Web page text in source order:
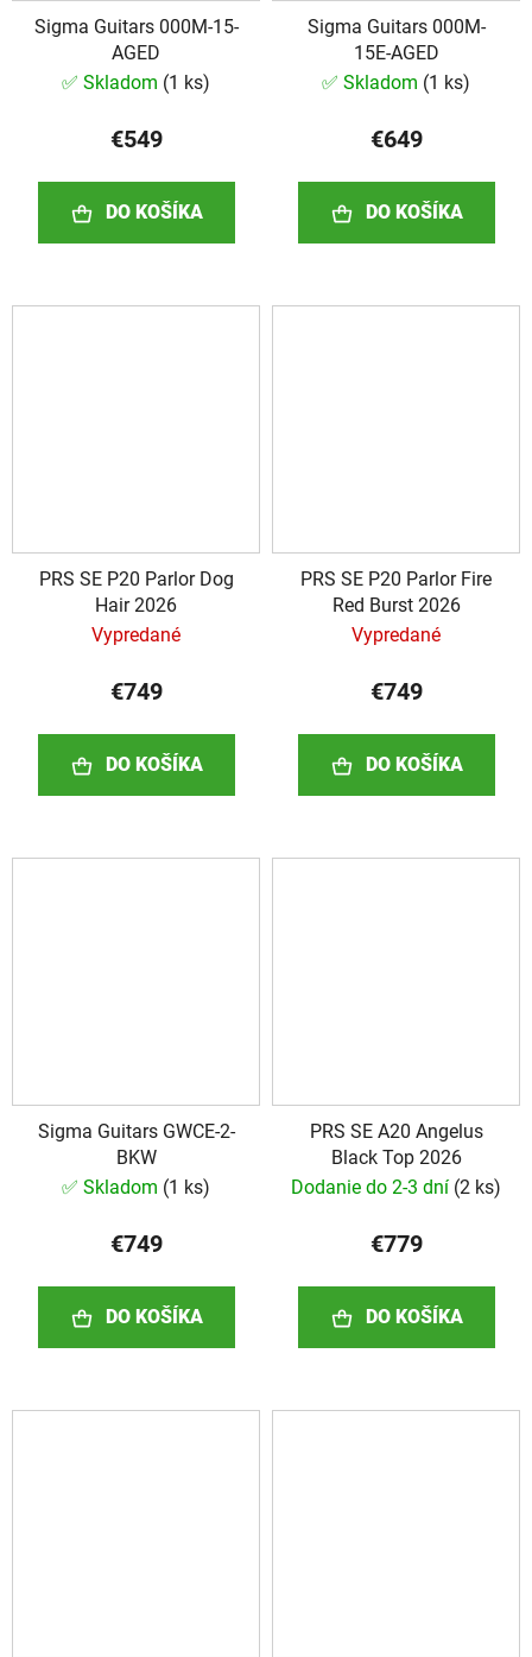
Sigma Guitars 000M-15-
AGED
✅ Skladom (1 ks)
€549
DO KOŠÍKA
Sigma Guitars 000M-
15E-AGED
✅ Skladom (1 ks)
€649
DO KOŠÍKA
PRS SE P20 Parlor Dog
Hair 2026
Vypredané
€749
DO KOŠÍKA
PRS SE P20 Parlor Fire
Red Burst 2026
Vypredané
€749
DO KOŠÍKA
Sigma Guitars GWCE-2-
BKW
✅ Skladom (1 ks)
€749
DO KOŠÍKA
PRS SE A20 Angelus
Black Top 2026
Dodanie do 2-3 dní (2 ks)
€779
DO KOŠÍKA